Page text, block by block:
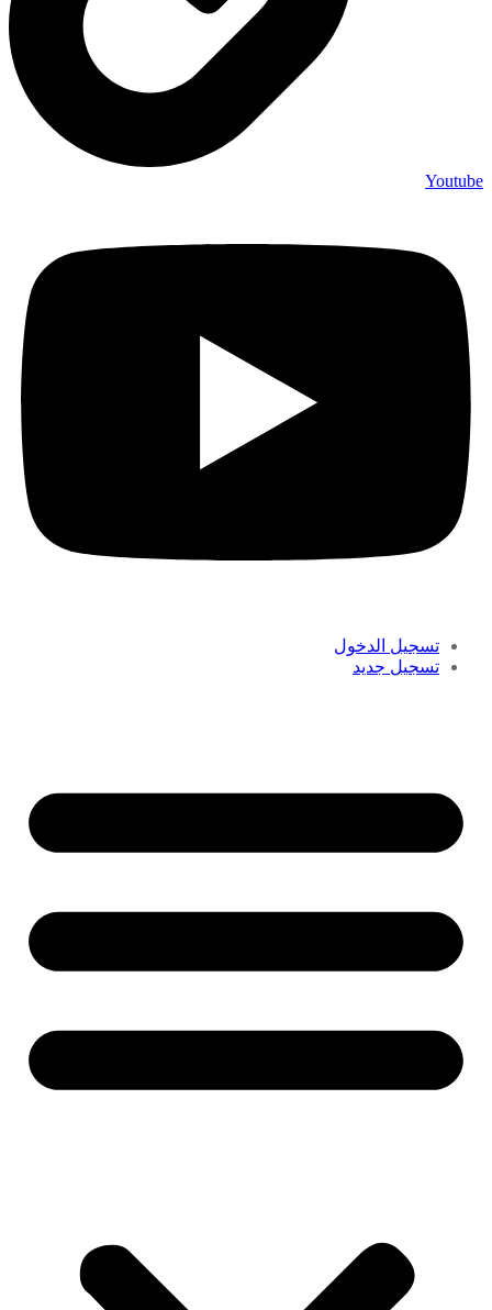
Youtube
تسجيل الدخول
تسجيل جديد